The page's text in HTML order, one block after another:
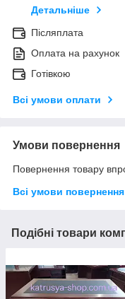
Детальніше
Післяплата
Оплата на рахунок
Готівкою
Всі умови оплати
Умови повернення
Повернення товару
Всі умови повернення
Подібні товари